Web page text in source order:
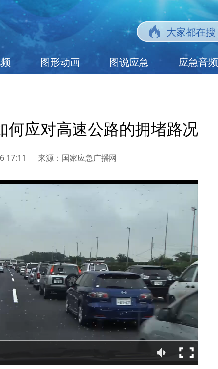
图形动画 图说应急 应急音频
应对高速公路的拥堵路况
17:11 来源： 国家应急广播网